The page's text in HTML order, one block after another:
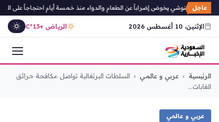
عاجل
الدفاع: الغنوشي يخوض إضراباً عن الطعام والدواء منذ خمسة أيام احتجاجاً على العزلة
الإثنين، 10 أغسطس 2026 الرياض +13°C
التجاوز
إلى
الرئيسية › عربي و عالمي › السلطات البرتغالية تواصل مكافحة حرائق
الغابات...
عربي و عالمي